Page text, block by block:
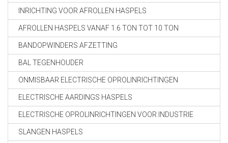
INRICHTING VOOR AFROLLEN HASPELS
AFROLLEN HASPELS VANAF 1.6 TON TOT 10 TON
BANDOPWINDERS AFZETTING
BAL TEGENHOUDER
ONMISBAAR ELECTRISCHE OPROLINRICHTINGEN
ELECTRISCHE AARDINGS HASPELS
ELECTRISCHE OPROLINRICHTINGEN VOOR INDUSTRIE
SLANGEN HASPELS